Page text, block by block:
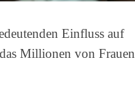
Einfluss auf
Millionen von Frauen